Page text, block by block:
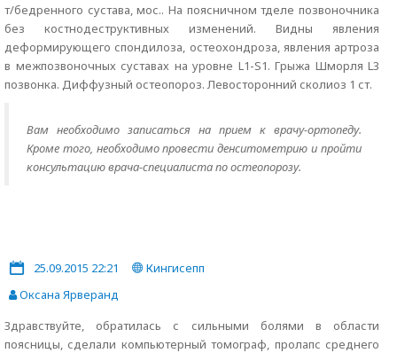
т/бедренного сустава, мос.. На поясничном тделе позвоночника
без костнодеструктивных изменений. Видны явления
деформирующего спондилоза, остеохондроза, явления артроза
в межпозвоночных суставах на уровне L1-S1. Грыжа Шморля L3
позвонка. Диффузный остеопороз. Левосторонний сколиоз 1 ст.
Вам необходимо записаться на прием к врачу-ортопеду.
Кроме того, необходимо провести денситометрию и пройти
консультацию врача-специалиста по остеопорозу.
25.09.2015 22:21
Кингисепп
Оксана Ярверанд
Здравствуйте, обратилась с сильными болями в области
поясницы, сделали компьютерный томограф, пролапс среднего